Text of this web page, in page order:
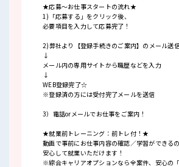
★応募～お仕事スタートの流れ★
1)「応募する」をクリック後、
必要項目を入力して応募完了！
2)弊社より【登録手続きのご案内】のメール送
↓
メール内の専用サイトから職歴などを入力
↓
WEB登録完了☆
※登録済の方には受付完了メールを送信
3）電話orメールでお仕事をご案内！
★就業前トレーニング：前トレ付！★
動画で事前にお仕事内容の確認／学習ができる
安心して就業いただけます！
※綜合キャリアオプションなら全案件、安心の